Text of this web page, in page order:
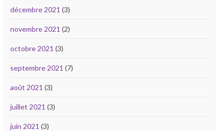
décembre 2021 (3)
novembre 2021 (2)
octobre 2021 (3)
septembre 2021 (7)
août 2021 (3)
juillet 2021 (3)
juin 2021 (3)